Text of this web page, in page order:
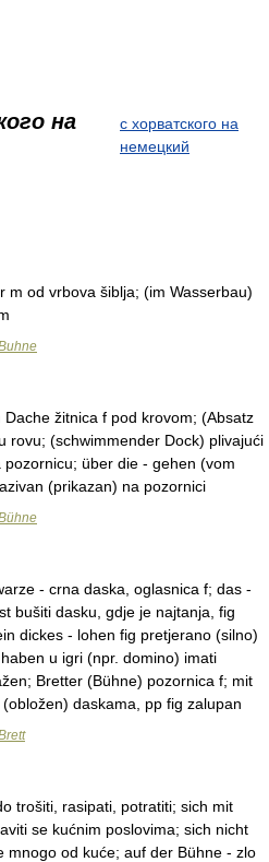
на
с хорватского на
немецкий
m od vrbova šiblja; (im Wasserbau)
žitnica f pod krovom; (Absatz
rovu; (schwimmender Dock) plivajući
über die - gehen (vom
(prikazan) na pozornici
- crna daska, oglasnica f; das -
bušiti dasku, gdje je najtanja, fig
dickes - lohen fig pretjerano (silno)
u igri (npr. domino) imati
Bretter (Bühne) pozornica f; mit
daskama, pp fig zalupan
trošiti, rasipati, potratiti; sich mit
se kućnim poslovima; sich nicht
mnogo od kuće; auf der Bühne - zlo